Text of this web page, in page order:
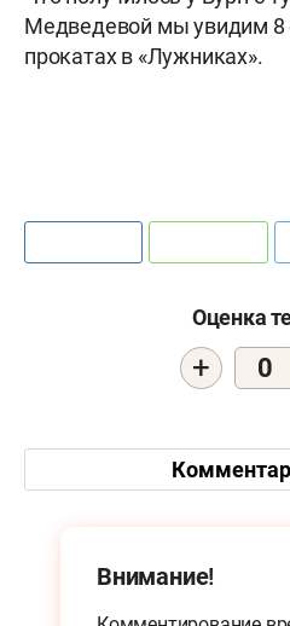
Медведевой мы увидим 8
прокатах в «Лужниках».
Оценка
+ 0
Внимание!